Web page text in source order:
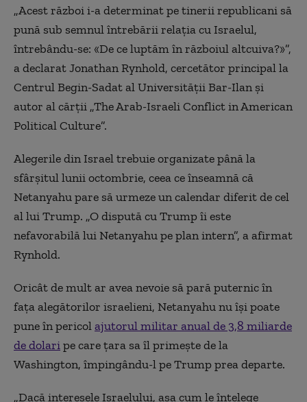
„Acest război i-a determinat pe tinerii republicani să
pună sub semnul întrebării relația cu Israelul,
întrebându-se: «De ce luptăm în războiul altcuiva?»”,
a declarat Jonathan Rynhold, cercetător principal la
Centrul Begin-Sadat al Universității Bar-Ilan și
autor al cărții „The Arab-Israeli Conflict in American
Political Culture”.
Alegerile din Israel trebuie organizate până la
sfârșitul lunii octombrie, ceea ce înseamnă că
Netanyahu pare să urmeze un calendar diferit de cel
al lui Trump. „O dispută cu Trump îi este
nefavorabilă lui Netanyahu pe plan intern”, a afirmat
Rynhold.
Oricât de mult ar avea nevoie să pară puternic în
fața alegătorilor israelieni, Netanyahu nu își poate
pune în pericolajutorul militar anual de 3,8 miliarde
de dolaripe care țara sa îl primește de la
Washington, împingându-l pe Trump prea departe.
„Dacă interesele Israelului, așa cum le înțelege